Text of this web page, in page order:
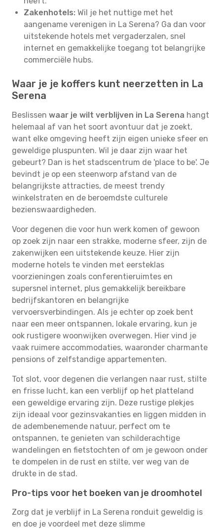
Zakenhotels: Wil je het nuttige met het
aangename verenigen in La Serena? Ga dan voor
uitstekende hotels met vergaderzalen, snel
internet en gemakkelijke toegang tot belangrijke
commerciële hubs.
Waar je je koffers kunt neerzetten in La
Serena
Beslissen waar je wilt verblijven in La Serena hangt
helemaal af van het soort avontuur dat je zoekt,
want elke omgeving heeft zijn eigen unieke sfeer en
geweldige pluspunten. Wil je daar zijn waar het
gebeurt? Dan is het stadscentrum de 'place to be'. Je
bevindt je op een steenworp afstand van de
belangrijkste attracties, de meest trendy
winkelstraten en de beroemdste culturele
bezienswaardigheden.
Voor degenen die voor hun werk komen of gewoon
op zoek zijn naar een strakke, moderne sfeer, zijn de
zakenwijken een uitstekende keuze. Hier zijn
moderne hotels te vinden met eersteklas
voorzieningen zoals conferentieruimtes en
supersnel internet, plus gemakkelijk bereikbare
bedrijfskantoren en belangrijke
vervoersverbindingen. Als je echter op zoek bent
naar een meer ontspannen, lokale ervaring, kun je
ook rustigere woonwijken overwegen. Hier vind je
vaak ruimere accommodaties, waaronder charmante
pensions of zelfstandige appartementen.
Tot slot, voor degenen die verlangen naar rust, stilte
en frisse lucht, kan een verblijf op het platteland
een geweldige ervaring zijn. Deze rustige plekjes
zijn ideaal voor gezinsvakanties en liggen midden in
de adembenemende natuur, perfect om te
ontspannen, te genieten van schilderachtige
wandelingen en fietstochten of om je gewoon onder
te dompelen in de rust en stilte, ver weg van de
drukte in de stad.
Pro-tips voor het boeken van je droomhotel
Zorg dat je verblijf in La Serena ronduit geweldig is
en doe je voordeel met deze slimme